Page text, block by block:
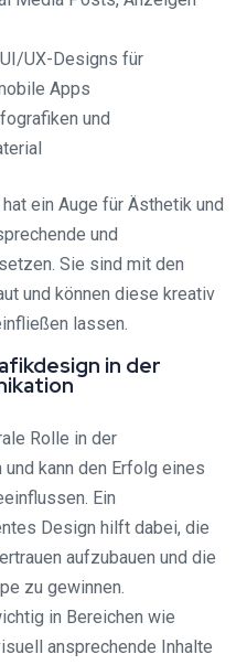
UX-Designs für
Apps
und
ein Auge für Ästhetik und
und
Sie sind mit den
und können diese kreativ
lassen.
in der
Rolle in der
kann den Erfolg eines
Ein
Design hilft dabei, die
aufzubauen und die
zu gewinnen.
in Bereichen wie
ansprechende Inhalte